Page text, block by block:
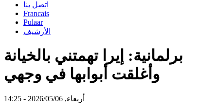
اتصل بنا
Francais
Pulaar
الأرشيف
برلمانية: إيرا تهمتني بالخيانة
وأغلقت أبوابها في وجهي
أربعاء, 2026/05/06 - 14:25